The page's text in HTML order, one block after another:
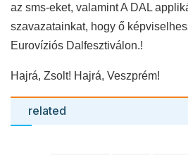
az sms-eket, valamint A DAL
szavazatainkat, hogy ő
Eurovíziós Dalfesztiválon.!
Hajrá, Zsolt! Hajrá, Veszprém!
related